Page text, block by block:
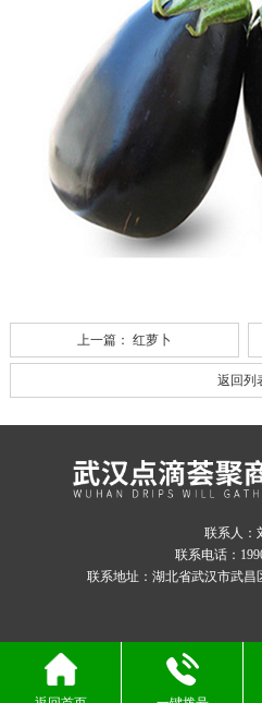
上一篇： 红萝卜
返回列
联系人：
联系电话：
联系地址：湖北省武汉市武昌